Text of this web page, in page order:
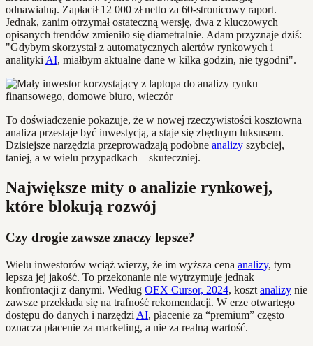
odnawialną. Zapłacił 12 000 zł netto za 60-stronicowy raport.
Jednak, zanim otrzymał ostateczną wersję, dwa z kluczowych
opisanych trendów zmieniło się diametralnie. Adam przyznaje dziś:
"Gdybym skorzystał z automatycznych alertów rynkowych i
analityki AI, miałbym aktualne dane w kilka godzin, nie tygodni".
To doświadczenie pokazuje, że w nowej rzeczywistości kosztowna
analiza przestaje być inwestycją, a staje się zbędnym luksusem.
Dzisiejsze narzędzia przeprowadzają podobne analizy szybciej,
taniej, a w wielu przypadkach – skuteczniej.
Największe mity o analizie rynkowej,
które blokują rozwój
Czy drogie zawsze znaczy lepsze?
Wielu inwestorów wciąż wierzy, że im wyższa cena analizy, tym
lepsza jej jakość. To przekonanie nie wytrzymuje jednak
konfrontacji z danymi. Według OEX Cursor, 2024, koszt analizy nie
zawsze przekłada się na trafność rekomendacji. W erze otwartego
dostępu do danych i narzędzi AI, płacenie za “premium” często
oznacza płacenie za marketing, a nie za realną wartość.